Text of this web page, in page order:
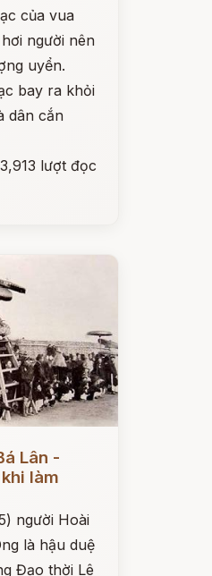
của vua
người nên
uyển.
bay ra khỏi
dân cắn
3,913 lượt đọc
Lân -
làm
người Hoài
là hậu duệ
Đạo thời Lê